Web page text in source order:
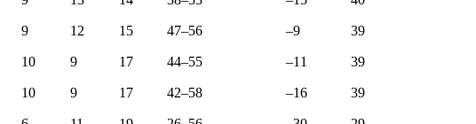
9 12 15 47–56 –9 39
10 9 17 44–55 –11 39
10 9 17 42–58 –16 39